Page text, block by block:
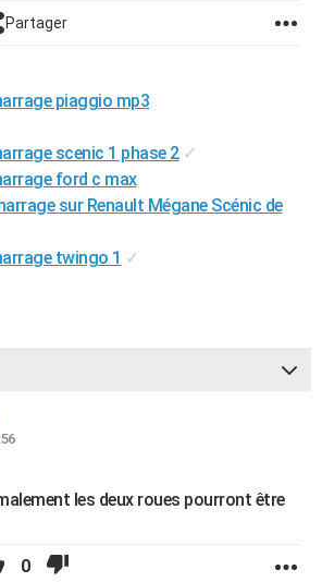
Partager
piaggio mp3
scenic 1 phase 2 ✓
ford c max
sur Renault Mégane Scénic de
twingo 1 ✓
les deux roues pourront être
0